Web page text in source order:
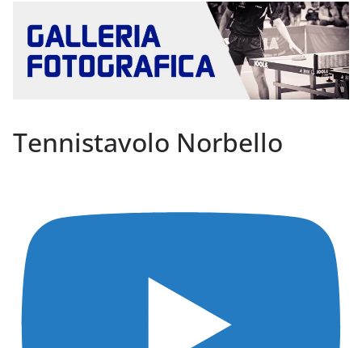
Tennistavolo Norbello